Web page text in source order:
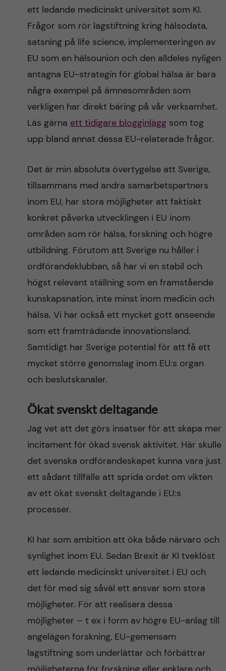
ett ledande medicinskt universitet som KI.
Frågor som rör lagstiftning kring hälsodata,
satsning på life science, implementeringen av
EU som en hälsounion och den alldeles nyligen
antagna EU-strategin för global hälsa är bara
några exempel på ämnesområden som
verkligen har direkt bäring på vår verksamhet.
Läs gärna ett tidigare blogginläggsom tog
upp bland annat dessa EU-relaterade frågor.
Det är min absoluta övertygelse att Sverige,
tillsammans med andra samarbetspartners
inom EU, har stora möjligheter att faktiskt
konkret påverka utvecklingen i EU inom
områden som rör hälsa, forskning och högre
utbildning. Förutom att Sverige nu håller i
ordförandeklubban, så har vi en stabil och
högst relevant ställning som en framstående
kunskapsnation, inte minst inom medicin och
hälsa. Vi har också ett mycket gott anseende
som ett framträdande innovationsland.
Samtidigt har Sverige potential för att få ett
mycket större genomslag inom EU:s organ
och beslutskanaler.
Ökat svenskt deltagande
Jag vet att det görs insatser för att skapa mer
incitament för ökad svensk aktivitet. Här skulle
det svenska ordförandeskapet kunna vara just
ett sådant tillfälle att sprida ordet om vikten
av ett ökat svenskt deltagande i EU:s
processer.
KI har som ambition att öka både närvaro och
synlighet inom EU. Sedan Brexit är KI tveklöst
ett ledande medicinskt universitet i EU och
det för med sig såväl ett ansvar som stora
möjligheter. För att realisera dessa
möjligheter – t ex i form av högre EU-anlag till
angelägen forskning, EU-gemensam
lagstiftning som underlättar och förbättrar